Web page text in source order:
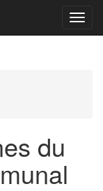
Menu
du